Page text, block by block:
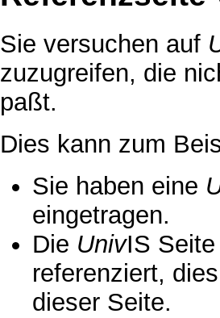
Sie versuchen auf
zuzugreifen, die
paßt.
Dies kann zum
Sie haben eine
eingetragen.
Die UnivIS
referenziert,
dieser Seite.